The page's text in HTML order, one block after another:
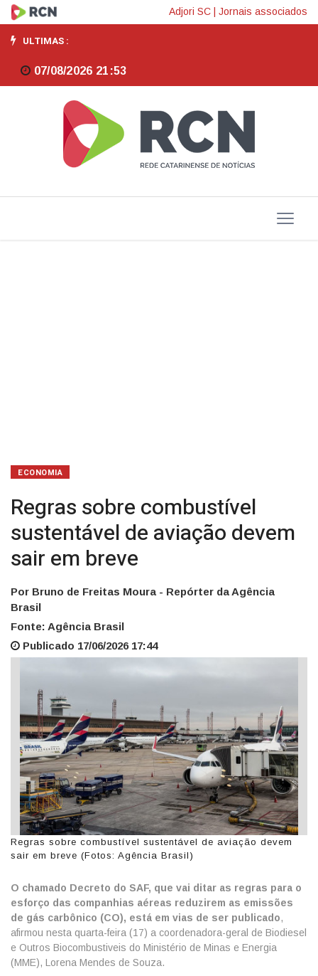
Regras
sobre
combustível
sustentável
aviação
devem
Adjori SC Jornais associados
ULTIMAS :
07/08/2026 21:53
ECONOMIA
Regras sobre combustível
sustentável de aviação devem
sair em breve
Por Bruno de Freitas Moura - Repórter da Agência
Brasil
Fonte: Agência Brasil
Publicado 17/06/2026 17:44
Regras sobre combustível sustentável de aviação devem
sair em breve (Fotos: Agência Brasil)
O chamado Decreto do SAF, que vai ditar as regras para o
esforço das companhias aéreas reduzirem as emissões
de gás carbônico (CO), está em vias de ser publicado,
afirmou nesta quarta-feira (17) a coordenadora-geral de Biodiesel
e Outros Biocombustiveis do Ministério de Minas e Energia
(MME), Lorena Mendes de Souza.